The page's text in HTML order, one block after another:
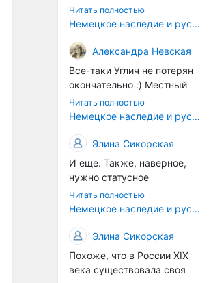
печально известная война
за Адыгейский сыр. Собаки
Когда региональный
продукт начнут делать
многие мастера региона, а
не единицы энтузиастов,
вот тогда можно подумать
об этом. Пока рано, рано.
Читать полностью
Немецкое наследие и русский характер: история колбасного дела в Российской империи
Александра Невская
Все-таки Углич не потерян
окончательно :) Местный
институт сыроделия
делает сейчас отличные
плесенью - хотя конечно,
возродить рецепты
углицких колбасников
было бы прекрасно. Только
это сегодня дело не
государства (в самом
лучшем случае оно могло
бы возродить плановую
экономику, а не
исторические ремесла,
Читать полностью
Немецкое наследие и русский характер: история колбасного дела в Российской империи
Элина Сикорская
И еще. Также, наверное,
нужно статусное
законодательство. В
Европе есть защита
— пармская ветчина не
может производиться в
другом регионе. У нас это
почти не работает.
Читать полностью
Немецкое наследие и русский характер: история колбасного дела в Российской империи
Элина Сикорская
Похоже, что в России XIX
века существовала своя